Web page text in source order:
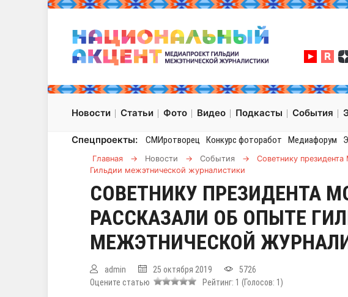
Новости Статьи Фото Видео Подкасты События
Спецпроекты: СМИротворец Конкурс фоторабот Медиафорум
Главная → Новости → События →
Советнику
Гильдии межэтнической журналистики
СОВЕТНИКУ ПРЕЗИДЕНТА
РАССКАЗАЛИ ОБ ОПЫТЕ
МЕЖЭТНИЧЕСКОЙ
admin 25 октября 2019
5726
Оцените статью
Рейтинг: 1 (Голосов: 1 )